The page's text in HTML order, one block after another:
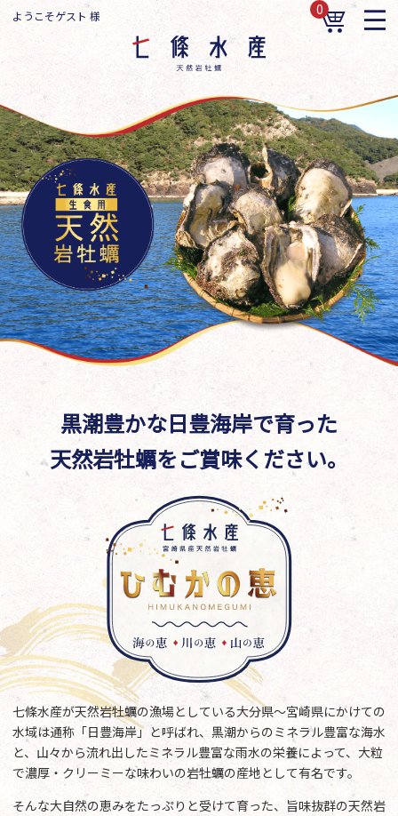
ようこそゲスト 様 0
黒潮豊かな日豊海岸で育った
天然岩牡蠣をご賞味ください。
七條水産が天然岩牡蠣の漁場としている大分県～宮崎県にかけての
水域は通称「日豊海岸」と呼ばれ、黒潮からのミネラル豊富な海水
と、山々から流れ出したミネラル豊富な雨水の栄養によって、大粒
で濃厚・クリーミーな味わいの岩牡蠣の産地として有名です。
そんな大自然の恵みをたっぷりと受けて育った、旨味抜群の天然岩